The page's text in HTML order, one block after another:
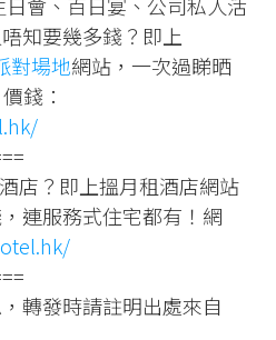
會、百日宴、公司私人活
知要幾多錢？即上
對場地網站，一次過睇晒
錢：
店？即上搵月租酒店網站
連服務式住宅都有！網
轉發時請註明出處來自